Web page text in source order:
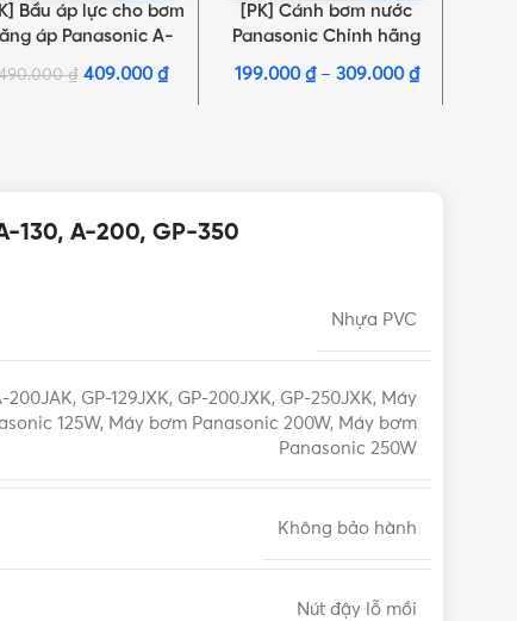
VÀO GIỎ HÀNG
Bầu áp lực cho bơm
áp Panasonic A-
130JAK
₫ 409.000 ₫
LỰA CHỌN TÙY CHỌN
[PK] Cánh bơm nước
Panasonic Chính hãng
199.000 ₫– 309.000 ₫
130, A-200, GP-350
Nhựa PVC
200JAK, GP-129JXK, GP-200JXK, GP-250JXK, Máy
125W, Máy bơm Panasonic 200W, Máy bơm
Panasonic 250W
Không bảo hành
Nút đậy lỗ mồi